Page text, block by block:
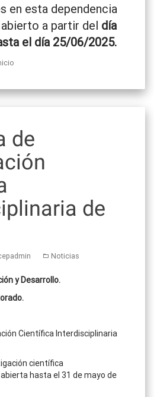
en esta dependencia
a partir del día
el día 25/06/2025.
de
de
Noticias
y Desarrollo.
Científica Interdisciplinaria
científica
hasta el 31 de mayo de